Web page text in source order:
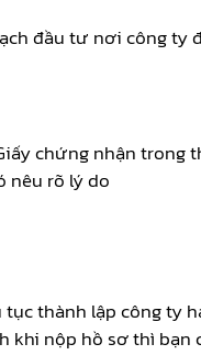
đầu tư nơi công
chứng nhận trong
nêu rõ lý do
thành lập công ty
nộp hồ sơ thì